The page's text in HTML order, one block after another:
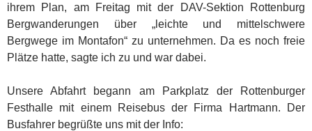
ihrem Plan, am Freitag mit der DAV-Sektion Rottenburg
Bergwanderungen über „leichte und mittelschwere
Bergwege im Montafon“ zu unternehmen. Da es noch freie
Plätze hatte, sagte ich zu und war dabei.
Unsere Abfahrt begann am Parkplatz der Rottenburger
Festhalle mit einem Reisebus der Firma Hartmann. Der
Busfahrer begrüßte uns mit der Info: